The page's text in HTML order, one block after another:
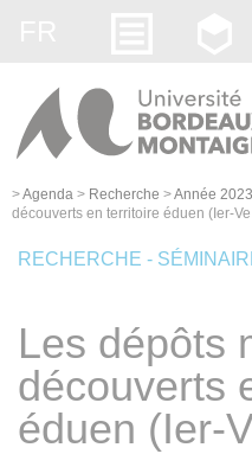
>Agenda > Recherche >Année
découverts en territoire éduen (Ier-
RECHERCHE -
Les dépôts
découverts
éduen (Ier-